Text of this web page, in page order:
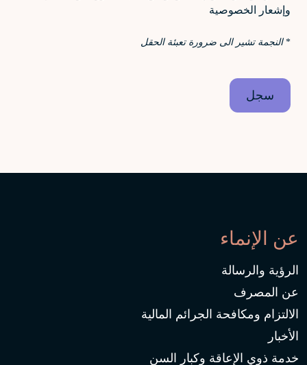
وإشعار الخصوصية
* النجمة تشير الى ضرورة تعبئة الحقل
عن الإنماء
الرؤية والرسالة
عن المصرف
الالتزام ومكافحة الجرائم المالية
الأخبار
خدمة ذوي الإعاقة وكبار السن